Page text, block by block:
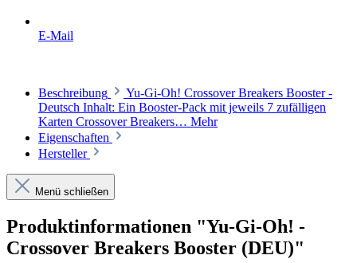
E-Mail
Beschreibung
Yu-Gi-Oh! Crossover Breakers Booster -
Deutsch Inhalt: Ein Booster-Pack mit jeweils 7 zufälligen
Karten Crossover Breakers… Mehr
Eigenschaften
Hersteller
Menü schließen
Produktinformationen "Yu-Gi-Oh! -
Crossover Breakers Booster (DEU)"